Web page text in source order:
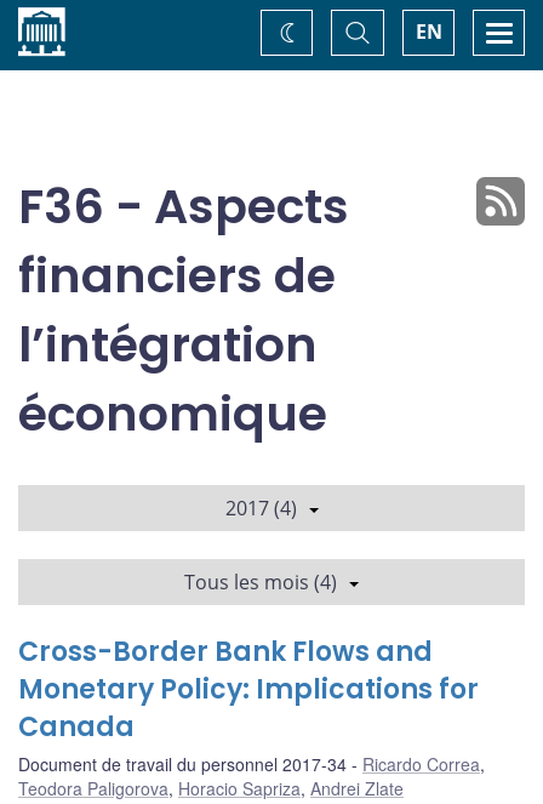
Accueil EN
Basculer
la
recherche
Changez
de
F36 - Aspects
financiers de
l’intégration
économique
2017 (4)
Tous les mois (4)
Cross-Border Bank Flows and
Monetary Policy: Implications for
Canada
Document de travail du personnel 2017-34 Ricardo Correa,
Teodora Paligorova, Horacio Sapriza, Andrei Zlate